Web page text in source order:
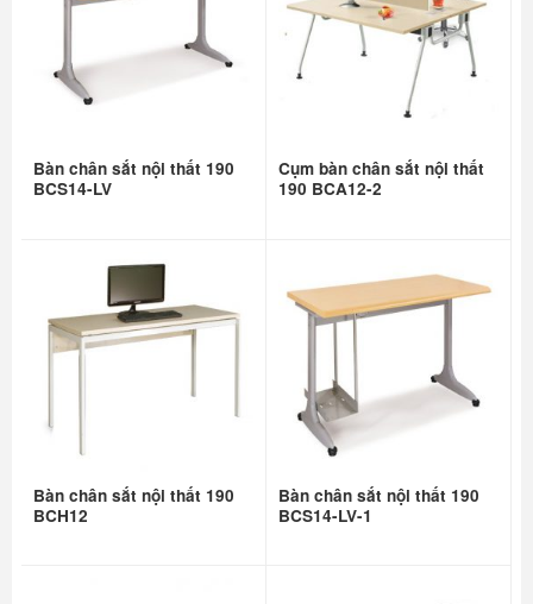
Bàn chân sắt nội thất 190
BCS14-LV
Cụm bàn chân sắt nội thất
190 BCA12-2
Bàn chân sắt nội thất 190
BCH12
Bàn chân sắt nội thất 190
BCS14-LV-1